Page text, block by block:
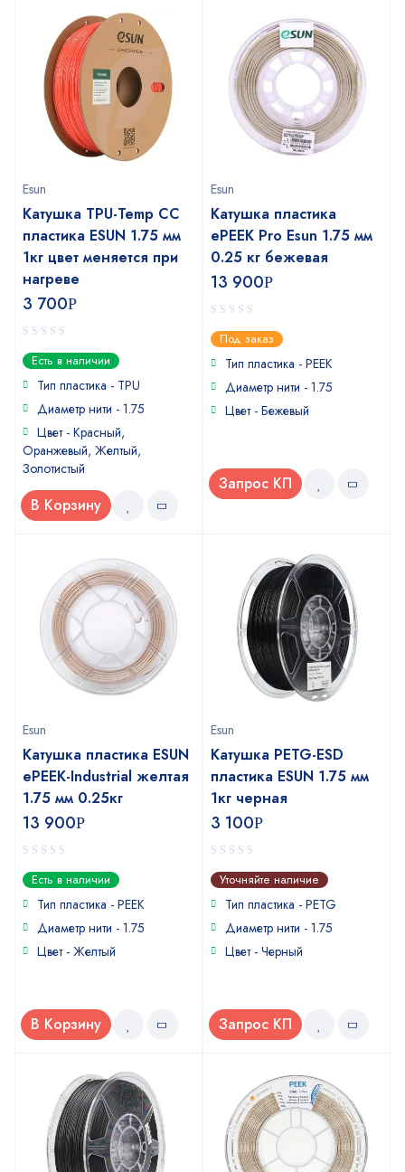
Esun
Катушка TPU-Temp CC
пластика ESUN 1.75 мм
1кг цвет меняется при
нагреве
3 700Р
0
out
of
Есть в наличии
Тип пластика - TPU
Диаметр нити - 1.75
Цвет - Красный,
Оранжевый, Желтый,
Золотистый
В Корзину
Esun
Катушка пластика
ePEEK Pro Esun 1.75 мм
0.25 кг бежевая
13 900Р
0
out
of
Под заказ
Тип пластика - PEEK
Диаметр нити - 1.75
Цвет - Бежевый
Запрос КП
Esun
Катушка пластика ESUN
ePEEK-Industrial желтая
1.75 мм 0.25кг
13 900Р
0
out
of
Есть в наличии
Тип пластика - PEEK
Диаметр нити - 1.75
Цвет - Желтый
В Корзину
Esun
Катушка PETG-ESD
пластика ESUN 1.75 мм
1кг черная
3 100Р
0
out
of
Уточняйте наличие
Тип пластика - PETG
Диаметр нити - 1.75
Цвет - Черный
Запрос КП